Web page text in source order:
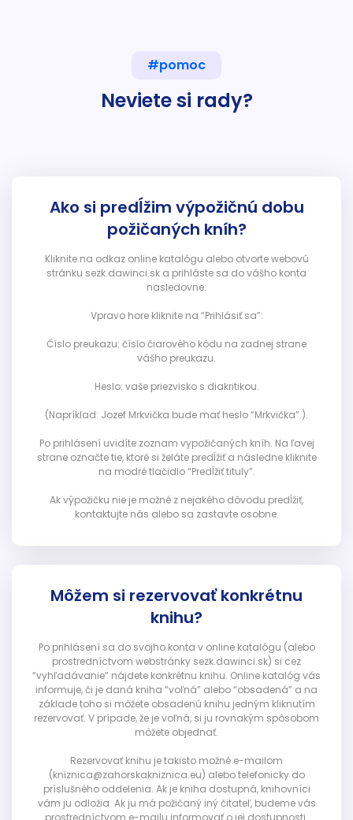
#pomoc
Neviete si rady?
Ako si predĺžim výpožičnú dobu
požičaných kníh?
Kliknite na odkaz online katalógu alebo otvorte webovú
stránku sezk.dawinci.sk a prihláste sa do vášho konta
nasledovne:
Vpravo hore kliknite na “Prihlásiť sa”:
Číslo preukazu: číslo čiarového kódu na zadnej strane
vášho preukazu.
Heslo: vaše priezvisko s diakritikou.
(Napríklad: Jozef Mrkvička bude mať heslo “Mrkvička”.).
Po prihlásení uvidíte zoznam vypožičaných kníh. Na ľavej
strane označte tie, ktoré si želáte predĺžiť a následne kliknite
na modré tlačidlo “Predĺžiť tituly”.
Ak výpožičku nie je možné z nejakého dôvodu predĺžiť,
kontaktujte nás alebo sa zastavte osobne.
Môžem si rezervovať konkrétnu
knihu?
Po prihlásení sa do svojho konta v online katalógu (alebo
prostredníctvom webstránky sezk.dawinci.sk) si cez
“vyhľadávanie” nájdete konkrétnu knihu. Online katalóg vás
informuje, či je daná kniha “voľná” alebo “obsadená” a na
základe toho si môžete obsadenú knihu jedným kliknutím
rezervovať. V prípade, že je voľná, si ju rovnakým spôsobom
môžete objednať.
Rezervovať knihu je takisto možné e-mailom
(kniznica@zahorskakniznica.eu) alebo telefonicky do
príslušného oddelenia. Ak je kniha dostupná, knihovníci
vám ju odložia. Ak ju má požičaný iný čitateľ, budeme vás